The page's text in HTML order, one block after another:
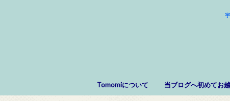
Tomomiについて 当ブログへ初めてお